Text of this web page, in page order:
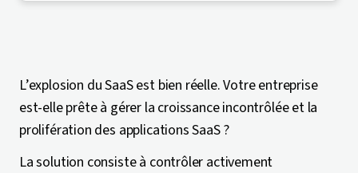
L’explosion du SaaS est bien réelle. Votre entreprise
est-elle prête à gérer la croissance incontrôlée et la
prolifération des applications SaaS ?
La solution consiste à contrôler activement